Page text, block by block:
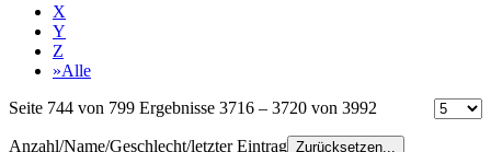
X
Y
Z
»Alle
Seite 744 von 799 Ergebnisse 3716 – 3720 von 3992
Anzahl/Name/Geschlecht/letzter Eintrag Zurücksetzen...